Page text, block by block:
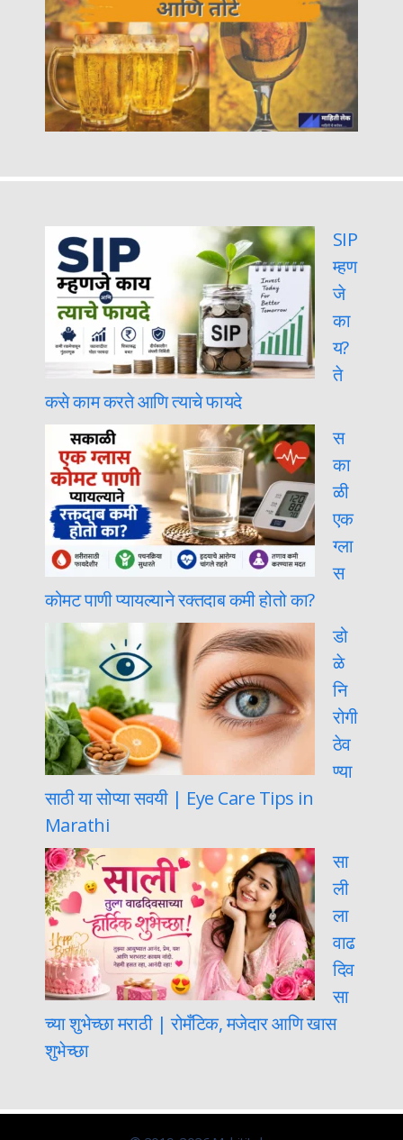
SIP
म्हण
जे
का
य?
ते
कसे काम करते आणि त्याचे फायदे
स
का
ळी
एक
ग्ला
स
कोमट पाणी प्यायल्याने रक्तदाब कमी होतो का?
डो
ळे
नि
रोगी
ठेव
ण्या
साठी या सोप्या सवयी | Eye Care Tips in
Marathi
सा
ली
ला
वाढ
दिव
सा
च्या शुभेच्छा मराठी | रोमँटिक, मजेदार आणि खास
शुभेच्छा